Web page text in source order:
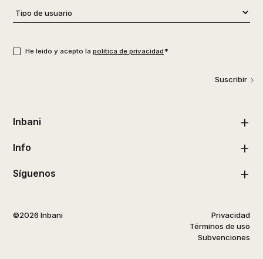
Tipo
de
He leído y acepto la política de privacidad*
Suscribir
Inbani
Info
Síguenos
©2026 Inbani
Privacidad
Términos de uso
Subvenciones